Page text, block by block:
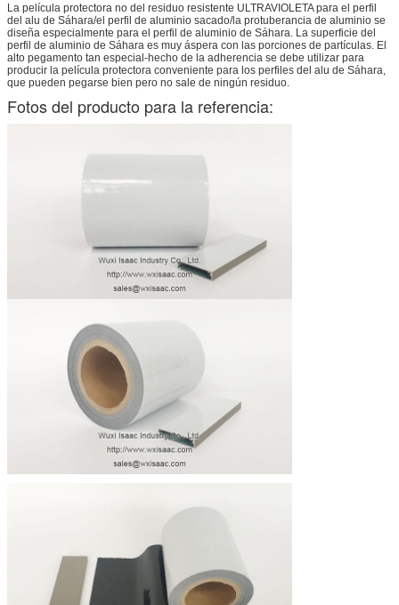
La película protectora no del residuo resistente ULTRAVIOLETA para el perfil
del alu de Sáhara/el perfil de aluminio sacado/la protuberancia de aluminio se
diseña especialmente para el perfil de aluminio de Sáhara. La superficie del
perfil de aluminio de Sáhara es muy áspera con las porciones de partículas. El
alto pegamento tan especial-hecho de la adherencia se debe utilizar para
producir la película protectora conveniente para los perfiles del alu de Sáhara,
que pueden pegarse bien pero no sale de ningún residuo.
Fotos del producto para la referencia: